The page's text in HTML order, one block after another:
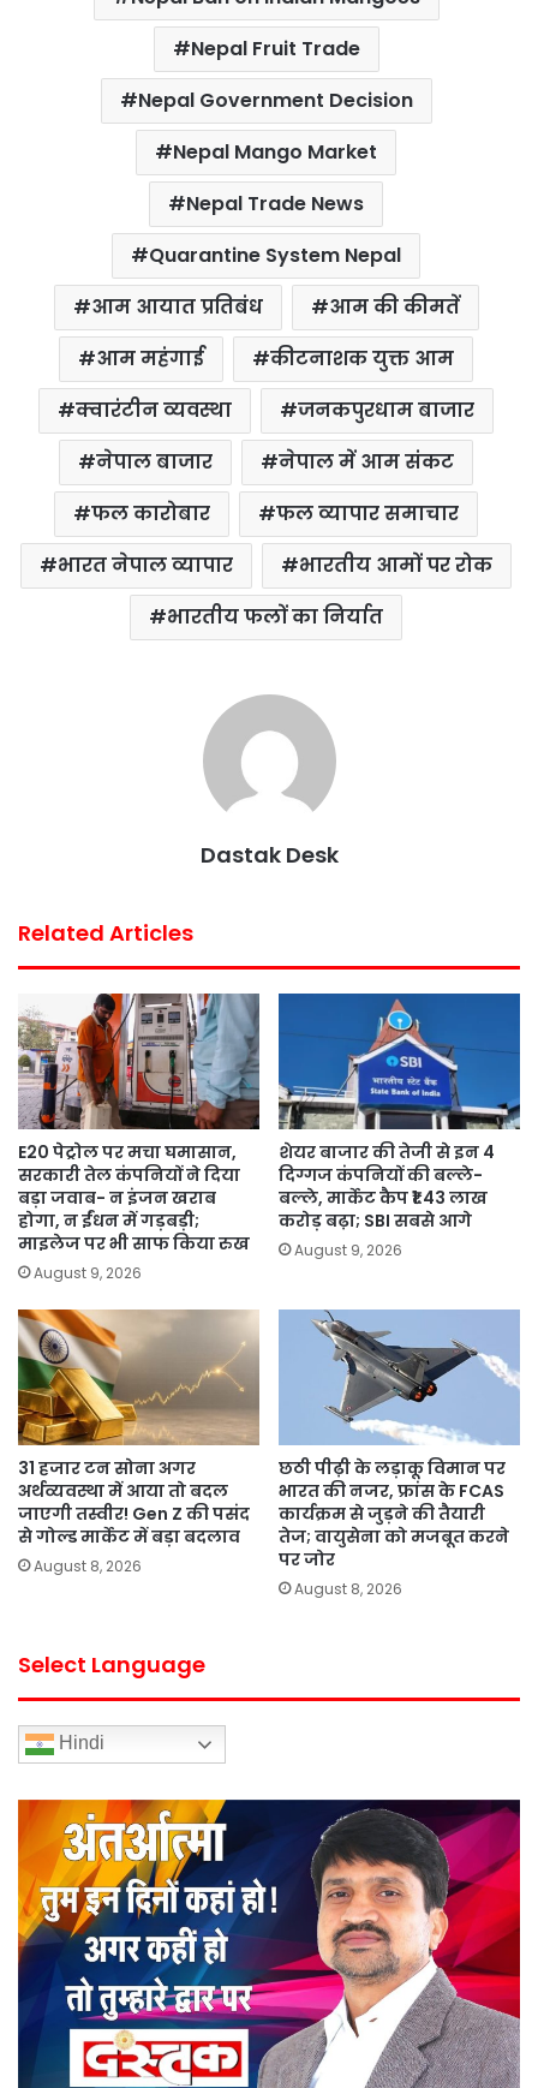
Nepal Fruit Trade
Nepal Government Decision
Nepal Mango Market
Nepal Trade News
Quarantine System Nepal
आम आयात प्रतिबंध
आम की कीमतें
आम महंगाई
कीटनाशक युक्त आम
क्वारंटीन व्यवस्था
जनकपुरधाम बाजार
नेपाल बाजार
नेपाल में आम संकट
फल कारोबार
फल व्यापार समाचार
भारत नेपाल व्यापार
भारतीय आमों पर रोक
भारतीय फलों का निर्यात
Dastak Desk
Related Articles
E20 पेट्रोल पर मचा घमासान,
सरकारी तेल कंपनियों ने दिया
बड़ा जवाब- न इंजन खराब
होगा, न ईंधन में गड़बड़ी;
माइलेज पर भी साफ किया रुख
August 9, 2026
शेयर बाजार की तेजी से इन 4
दिग्गज कंपनियों की बल्ले-
बल्ले, मार्केट कैप ₹1.43 लाख
करोड़ बढ़ा; SBI सबसे आगे
August 9, 2026
31 हजार टन सोना अगर
अर्थव्यवस्था में आया तो बदल
जाएगी तस्वीर! Gen Z की पसंद
से गोल्ड मार्केट में बड़ा बदलाव
August 8, 2026
छठी पीढ़ी के लड़ाकू विमान पर
भारत की नजर, फ्रांस के FCAS
कार्यक्रम से जुड़ने की तैयारी
तेज; वायुसेना को मजबूत करने
पर जोर
August 8, 2026
Select Language
Hindi